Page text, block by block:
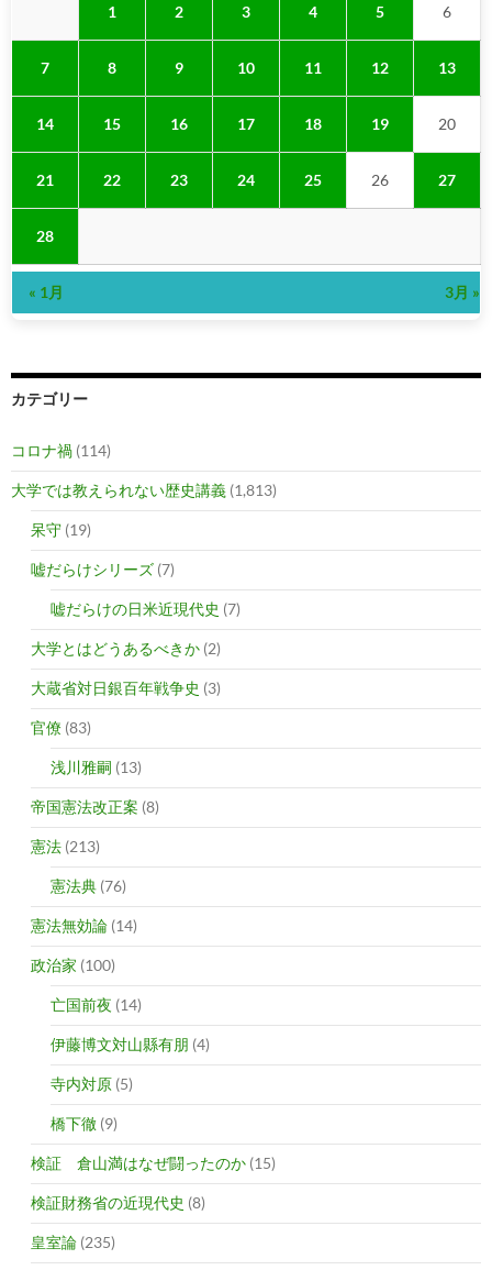
1 2 3 4 5 6
7 8 9 10 11 12 13
14 15 16 17 18 19 20
21 22 23 24 25 26 27
28
« 1月 3月 »
カテゴリー
コロナ禍 (114)
大学では教えられない歴史講義 (1,813)
呆守 (19)
嘘だらけシリーズ (7)
嘘だらけの日米近現代史 (7)
大学とはどうあるべきか (2)
大蔵省対日銀百年戦争史 (3)
官僚 (83)
浅川雅嗣 (13)
帝国憲法改正案 (8)
憲法 (213)
憲法典 (76)
憲法無効論 (14)
政治家 (100)
亡国前夜 (14)
伊藤博文対山縣有朋 (4)
寺内対原 (5)
橋下徹 (9)
検証 倉山満はなぜ闘ったのか (15)
検証財務省の近現代史 (8)
皇室論 (235)